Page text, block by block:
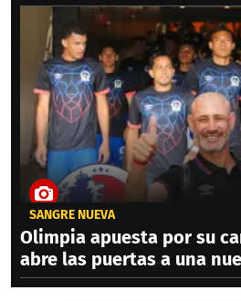
SANGRE NUEVA
Olimpia apuesta por su
abre las puertas a una